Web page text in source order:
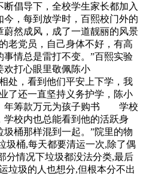
倡导下，全校学生家长都加入
，每到放学时，百熙校门外的
然成风，成了一道靓丽的风景
党员，自己身体不好，有高
情总是雷打不变。”百熙实验
欢打心眼里敬佩陈小
，看到他们平安上下学，我
了还一直坚持义务护学，陈小
筹款万元为孩子购书 学校
校内也总能看到他的活跃身
桶那样混到一起。”院里的物
圾桶,每天都要清运一次,除了偶
分情况下垃圾都没法分类,最后
垃圾的人也想分,但根本分不出